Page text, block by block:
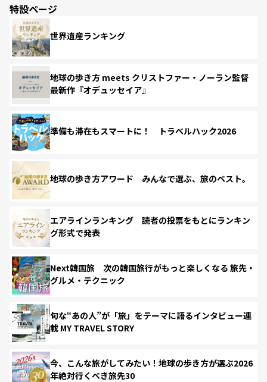
特設ページ
世界遺産ランキング
地球の歩き方 meets クリストファー・ノーラン監督
最新作『オデュッセイア』
準備も滞在もスマートに！ トラベルハック2026
地球の歩き方アワード みんなで選ぶ、旅のベスト。
エアラインランキング 読者の投票をもとにランキン
グ形式で発表
Next韓国旅 次の韓国旅行がもっと楽しくなる 旅先・
グルメ・テクニック
旬な“あの人”が「旅」をテーマに語るインタビュー連
載 MY TRAVEL STORY
今、こんな旅がしてみたい！地球の歩き方が選ぶ2026
年絶対行くべき旅先30